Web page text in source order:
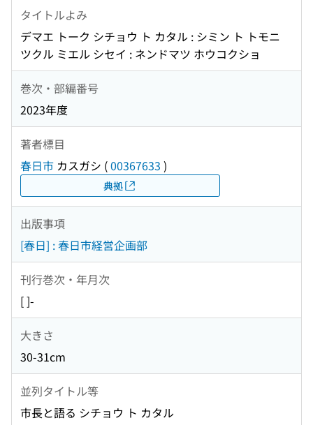
タイトルよみ
デマエ トーク シチョウ ト カタル : シミン ト トモニ
ツクル ミエル シセイ : ネンドマツ ホウコクショ
巻次・部編番号
2023年度
著者標目
春日市 カスガシ (00367633 )
典拠
出版事項
[春日] : 春日市経営企画部
刊行巻次・年月次
[ ]-
大きさ
30-31cm
並列タイトル等
市長と語る シチョウ ト カタル